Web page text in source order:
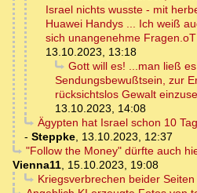
Israel nichts wusste - mit
Huawei Handys ... Ich weiß
sich unangenehme Fragen.oT
13.10.2023, 13:18
Gott will es! ...man ließ
Sendungsbewußtsein, zur
rücksichtslos Gewalt
13.10.2023, 14:08
Ägypten hat Israel schon 10
- Steppke, 13.10.2023, 12:37
"Follow the Money" dürfte auch
Vienna11, 15.10.2023, 19:08
Kriegsverbrechen beider Seiten